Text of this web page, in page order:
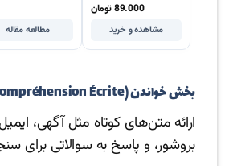
از سری آن‌دیالوگ سطح
89.000تومان
مشاهده و خرید مطالعه مقاله
بخش خواندن (Compréhension Écrite)
ارائه متن‌های کوتاه مثل آگهی،
بروشور، و پاسخ به سوالاتی